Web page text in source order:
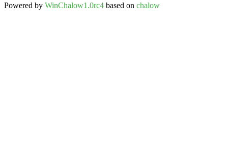
Powered by WinChalow1.0rc4 based on chalow